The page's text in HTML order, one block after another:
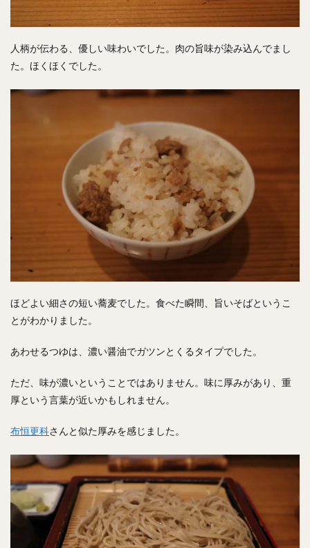
人柄が伝わる、優しい味わいでした。肉の旨味が染み込んでまし
た。ほくほくでした。
ほどよい細さの短い蕎麦でした。食べた瞬間、旨いそばというこ
とがわかりました。
あわせるつゆは、濃い醤油でガツンとくるタイプでした。
ただ、味が濃いということではありません。味に厚みがあり、重
厚という言葉が近いかもしれません。
布恒更科さんと似た厚みを感じました。